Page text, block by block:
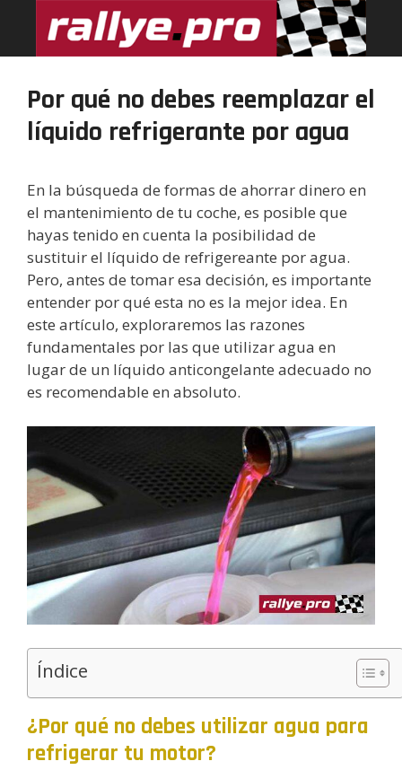
contenido
Por qué no debes reemplazar el
líquido refrigerante por agua
En la búsqueda de formas de ahorrar dinero en
el mantenimiento de tu coche, es posible que
hayas tenido en cuenta la posibilidad de
sustituir el líquido de refrigereante por agua.
Pero, antes de tomar esa decisión, es importante
entender por qué esta no es la mejor idea. En
este artículo, exploraremos las razones
fundamentales por las que utilizar agua en
lugar de un líquido anticongelante adecuado no
es recomendable en absoluto.
Índice
¿Por qué no debes utilizar agua para
refrigerar tu motor?